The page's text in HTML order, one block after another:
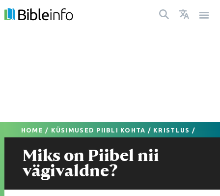
HOME / KÜSIMUSED PIIBLI KOHTA / KRISTLUS /
Miks on Piibel nii
vägivaldne?